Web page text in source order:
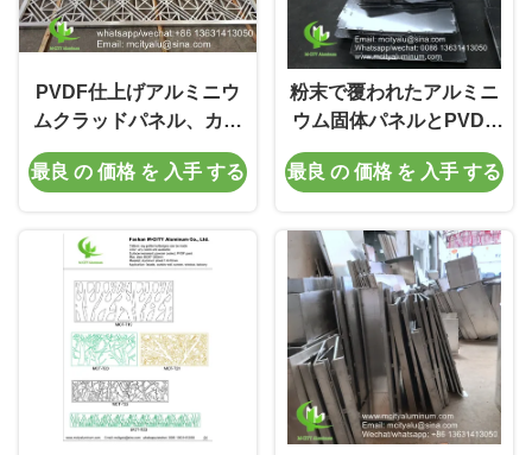
PVDF仕上げアルミニウ
ムクラッドパネル、カス
タムパターン対応、ファ
サード・カーテンウォー
イズ
最良 の 価格 を 入手 する
粉末で覆われたアルミニ
ウム固体パネルとPVDF
塗料とカスタマイズ可能
なRALカラー
最良 の 価格 を 入手 する